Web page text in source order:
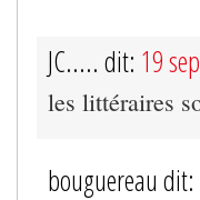
JC..... dit: 19
les littéraires
bouguereau dit: